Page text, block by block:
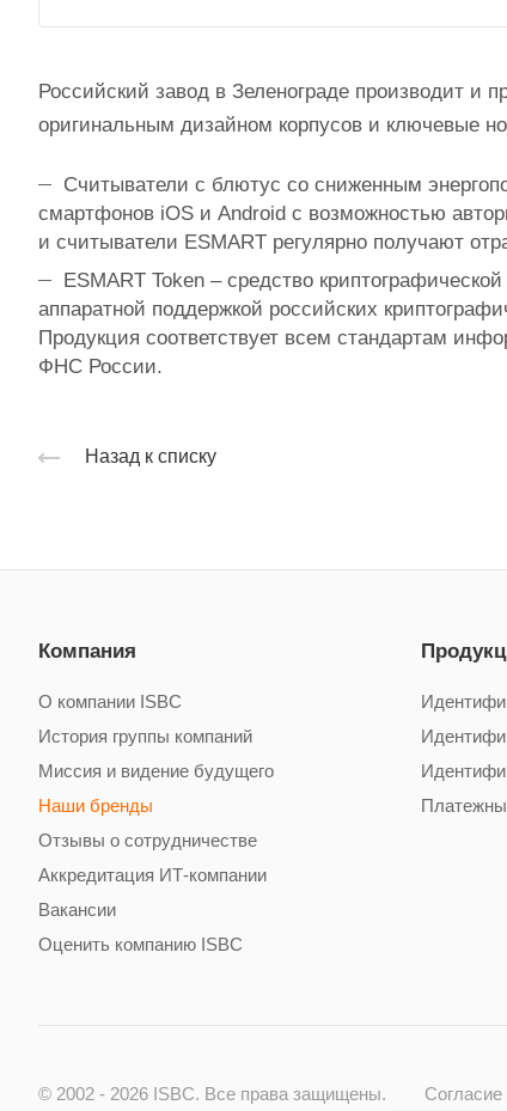
Российский завод в Зеленограде производит
оригинальным дизайном корпусов и ключевые
Считыватели с блютус со сниженным
смартфонов iOS и Android с возможностью
и считыватели ESMART регулярно получают
ESMART Token – средство
аппаратной поддержкой российских
Продукция соответствует всем стандартам
ФНС России.
Назад к списку
Компания
О компании ISBC
История группы компаний
Миссия и видение будущего
Наши бренды
Отзывы о сотрудничестве
Аккредитация ИТ-компании
Вакансии
Оценить компанию ISBC
© 2002 - 2026 ISBC. Все права защищены.